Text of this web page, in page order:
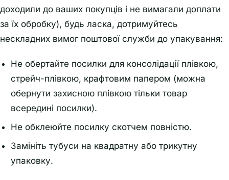
доходили до ваших покупців і не вимагали доплати
за їх обробку), будь ласка, дотримуйтесь
нескладних вимог поштової служби до упакування:
Не обертайте посилки для консолідації плівкою,
стрейч-плівкою, крафтовим папером (можна
обернути захисною плівкою тільки товар
всередині посилки).
Не обклеюйте посилку скотчем повністю.
Замініть тубуси на квадратну або трикутну
упаковку.